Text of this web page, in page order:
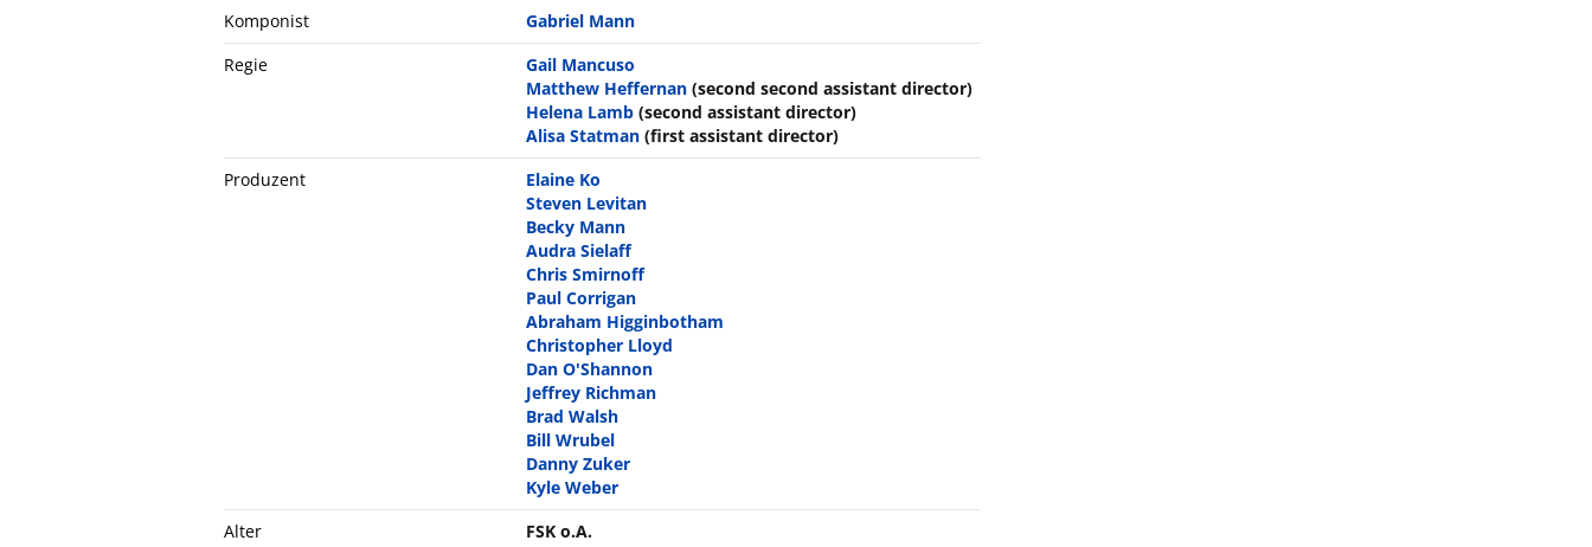
Komponist
Gabriel Mann
Regie
Gail Mancuso
Matthew Heffernan (second second assistant director)
Helena Lamb (second assistant director)
Alisa Statman (first assistant director)
Produzent
Elaine Ko
Steven Levitan
Becky Mann
Audra Sielaff
Chris Smirnoff
Paul Corrigan
Abraham Higginbotham
Christopher Lloyd
Dan O'Shannon
Jeffrey Richman
Brad Walsh
Bill Wrubel
Danny Zuker
Kyle Weber
Alter
FSK o.A.